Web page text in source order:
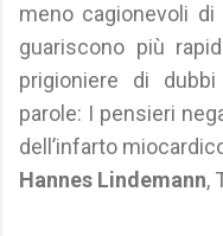
meno cagionevoli
guariscono più
prigioniere di
parole: I pensieri
dell’infarto
Hannes Lindemann,